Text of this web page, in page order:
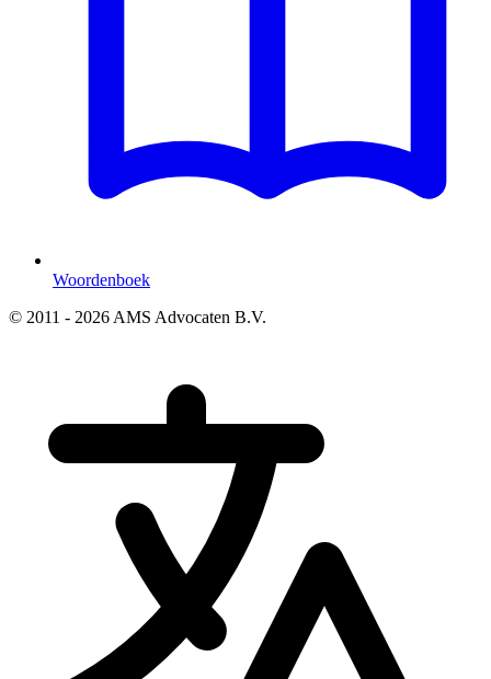
Woordenboek
© 2011 - 2026 AMS Advocaten B.V.